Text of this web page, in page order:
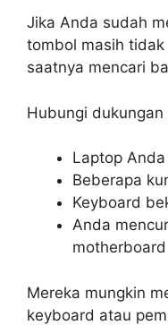
Jika Anda sudah
tombol masih tidak
saatnya mencari
Hubungi dukungan
Laptop
Beberapa
Keyboard
Anda
motherboard
Mereka mungkin
keyboard atau